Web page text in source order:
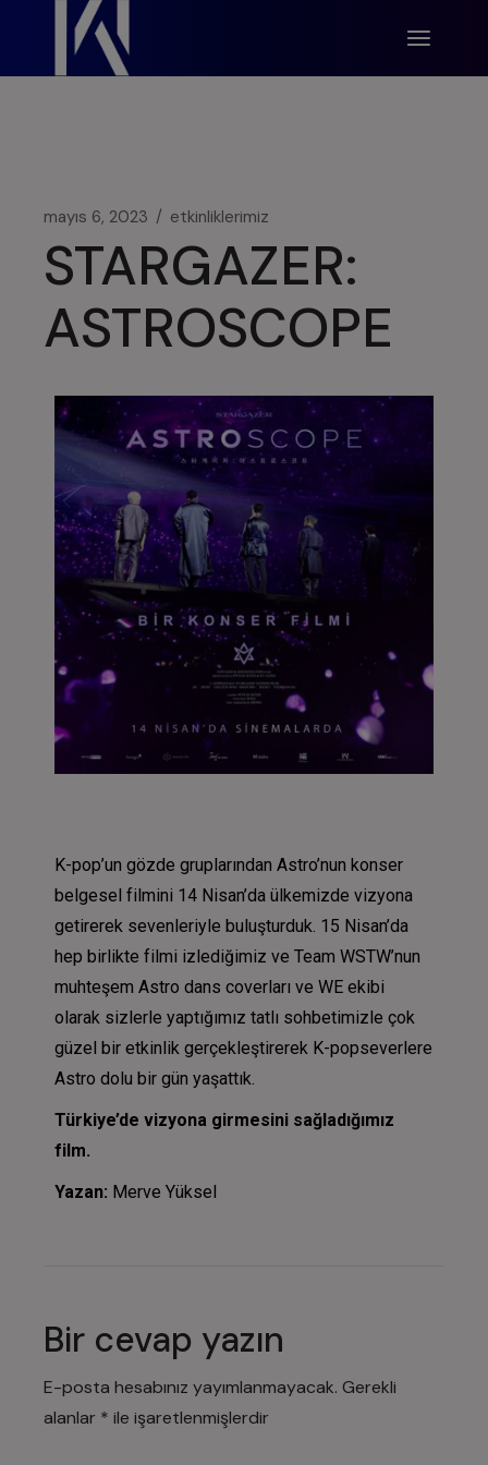
mayıs 6, 2023 etkinliklerimiz
STARGAZER:
ASTROSCOPE
K-pop’un gözde gruplarından Astro’nun konser
belgesel filmini 14 Nisan’da ülkemizde vizyona
getirerek sevenleriyle buluşturduk. 15 Nisan’da
hep birlikte filmi izlediğimiz ve Team WSTW’nun
muhteşem Astro dans coverları ve WE ekibi
olarak sizlerle yaptığımız tatlı sohbetimizle çok
güzel bir etkinlik gerçekleştirerek K-popseverlere
Astro dolu bir gün yaşattık.
Türkiye’de vizyona girmesini sağladığımız
film.
Yazan: Merve Yüksel
Bir cevap yazın
E-posta hesabınız yayımlanmayacak. Gerekli
alanlar * ile işaretlenmişlerdir
modal-check